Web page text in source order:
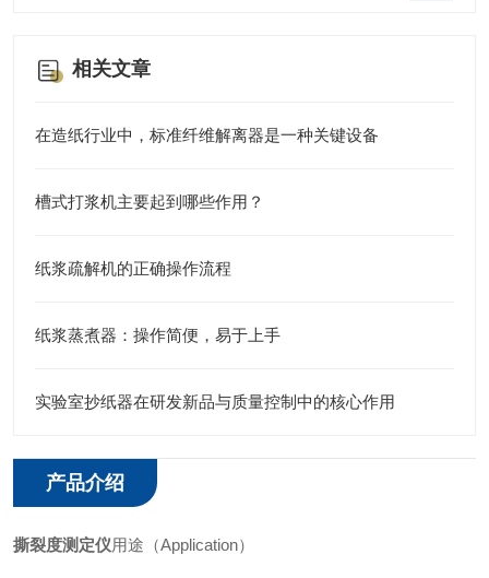
相关文章
在造纸行业中，标准纤维解离器是一种关键设备
槽式打浆机主要起到哪些作用？
纸浆疏解机的正确操作流程
纸浆蒸煮器：操作简便，易于上手
实验室抄纸器在研发新品与质量控制中的核心作用
产品介绍
撕裂度测定仪用途（Application）